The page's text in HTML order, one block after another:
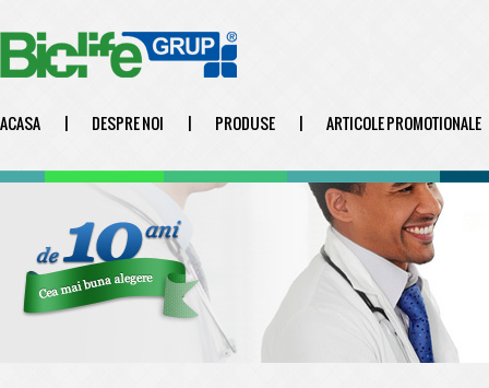
ACASA | DESPRE NOI | PRODUSE | ARTICOLE PROMOTIONALE